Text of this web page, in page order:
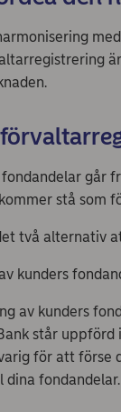
går
stå som
två alternativ
kunders
av kunders
står uppförd
för att förse
fondandelar.